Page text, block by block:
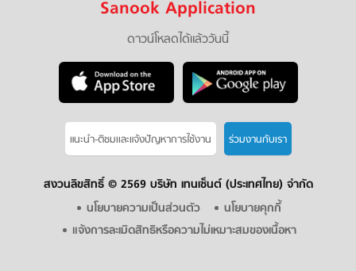
Sanook Application
ดาวน์โหลดได้แล้ววันนี้
แนะนำ-ติชมเเละแจ้งปัญหาการใช้งาน ร่วมงานกับเรา
สงวนลิขสิทธิ์ © 2569 บริษัท เทนเซ็นต์ (ประเทศไทย) จำกัด
นโยบายความเป็นส่วนตัว
นโยบายคุกกี้
แจ้งการละเมิดสิทธิหรือความไม่เหมาะสมของเนื้อหา